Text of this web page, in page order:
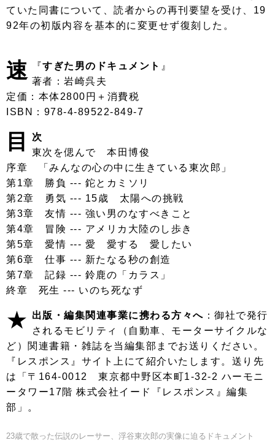
ていた同書について、読者からの再刊要望を受け、19
92年の初版内容を基本的に変更せず復刻した。
『
速 すぎた男のドキュメント 』
著者：岩崎呉夫
定価：本体2800円＋消費税
ISBN：978-4-89522-849-7
目
次
東次を偲んで 本田博俊
序章 「みんなの心の中に生きている東次郎」
第1章 勝負 --- 鉈とカミソリ
第2章 勇気 --- 15歳 太陽への挑戦
第3章 友情 --- 強い男のなすべきこと
第4章 冒険 --- アメリカ大陸のし歩き
第5章 愛情 --- 愛 愛する 愛したい
第6章 仕事 --- 新たなる秒の創造
第7章 記録 --- 鈴鹿の「カラス」
終章 死生 --- いのち死なず
★ 出版・編集関連事業に携わる方々へ ：御社で発行
されるモビリティ（自動車、モーターサイクルな
ど）関連書籍・雑誌を当編集部までお送りください。
『レスポンス』サイト上にて紹介いたします。送り先
は「〒164-0012 東京都中野区本町1-32-2 ハーモニ
ータワー17階 株式会社イード『レスポンス』編集
部」。
23歳で散った伝説のレーサー、浮谷東次郎の実像に迫るドキュメント